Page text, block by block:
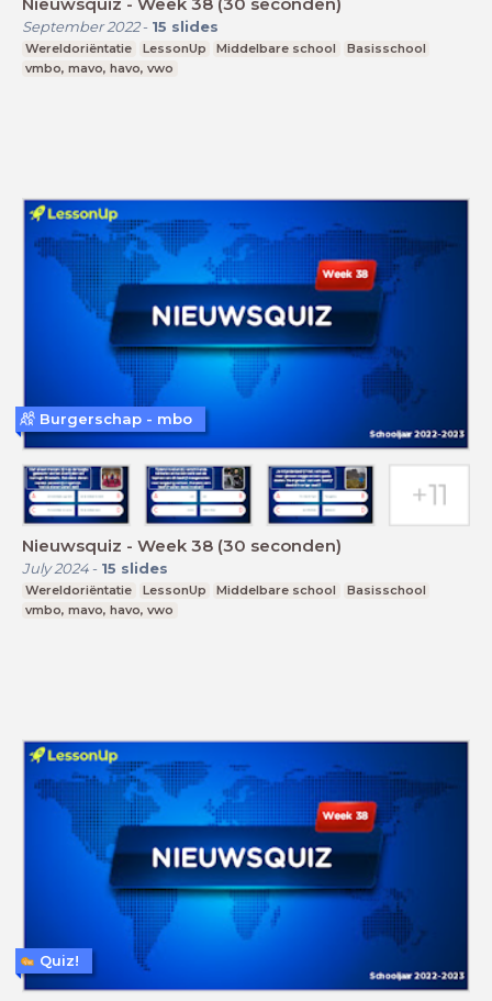
September 2022- 15 slides
Wereldoriëntatie LessonUp Middelbare school
Basisschool
vmbo, mavo, havo, vwo
Nieuwsquiz - Week 38 (30 seconden)
July 2024- 15 slides
Wereldoriëntatie LessonUp Middelbare school
Basisschool
vmbo, mavo, havo, vwo
Burgerschap - mbo
Quiz!